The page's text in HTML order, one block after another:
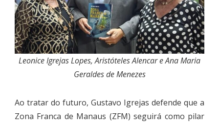
Leonice Igrejas Lopes, Aristóteles Alencar e Ana Maria
Geraldes de Menezes
Ao tratar do futuro, Gustavo Igrejas defende que a
Zona Franca de Manaus (ZFM) seguirá como pilar